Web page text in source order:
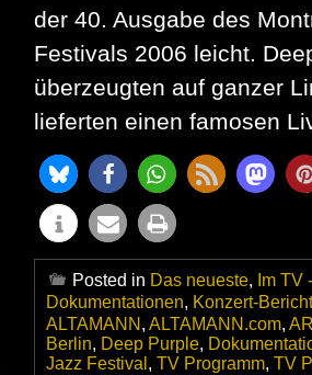
der 40. Ausgabe des
Festivals 2006 leicht.
überzeugten auf ganzer
lieferten einen famosen
Posted in Das neueste, Im TV -
Dokumentationen, Konzert-
ALTAMANN , ALTAMANN.com,
Berlin, Deep Purple,
Jazz Festival , TV Programm, TV